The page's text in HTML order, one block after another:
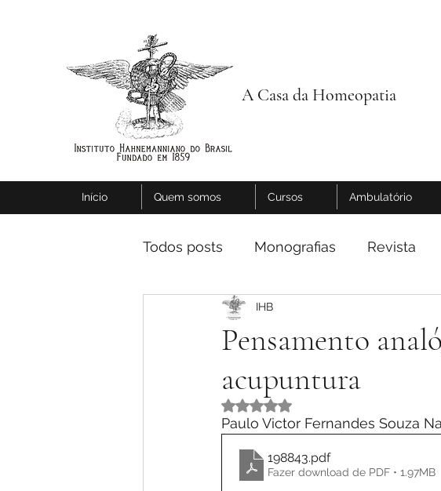
A Casa da Homeopatia
Início Quem somos Cursos Ambulatório
Todos posts Monografias Revista
Pensamento
acupuntura
IHB
Avaliado com NaN de 5 estrelas.
Paulo Victor Fernandes Souza
198843.pdf
Fazer download de PDF • 1.97MB